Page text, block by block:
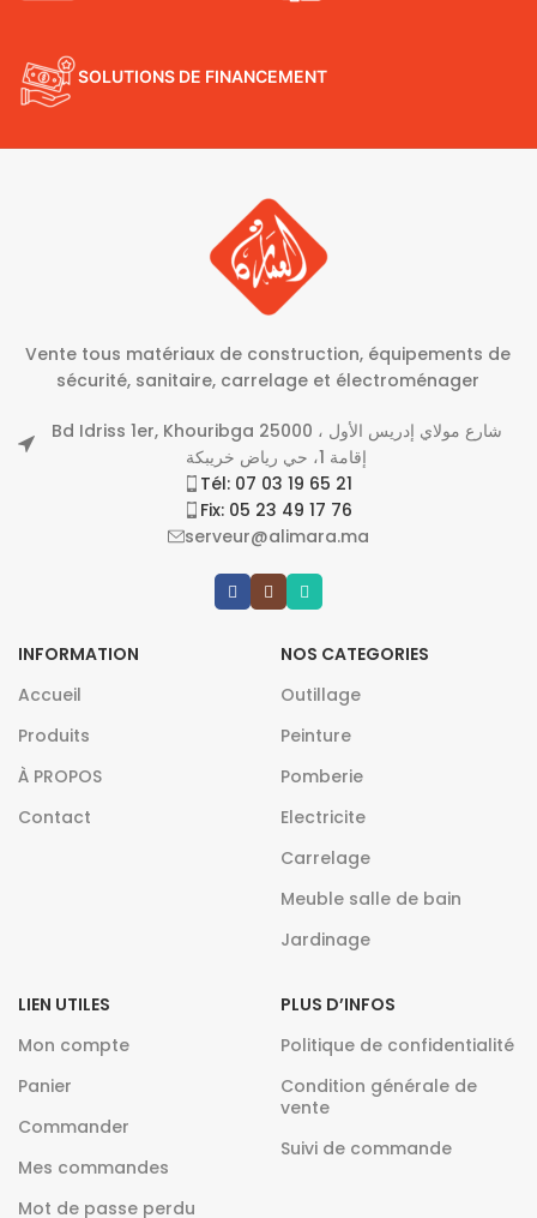
SOLUTIONS DE FINANCEMENT
Vente tous matériaux de construction, équipements de
sécurité, sanitaire, carrelage et électroménager
Bd Idriss 1er, Khouribga 25000 شارع مولاي إدريس الأول ،
إقامة 1، حي رياض خريبكة
Tél: 07 03 19 65 21
Fix: 05 23 49 17 76
serveur@alimara.ma
INFORMATION
Accueil
Produits
À PROPOS
Contact
NOS CATEGORIES
Outillage
Peinture
Pomberie
Electricite
Carrelage
Meuble salle de bain
Jardinage
LIEN UTILES
Mon compte
Panier
Commander
Mes commandes
Mot de passe perdu
PLUS D’INFOS
Politique de confidentialité
Condition générale de
vente
Suivi de commande